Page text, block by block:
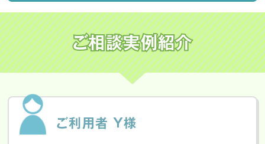
ご相談実例紹介
ご利用者 Y様